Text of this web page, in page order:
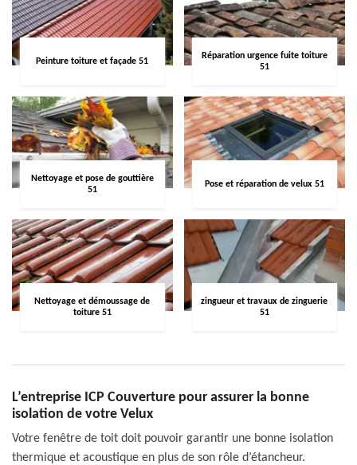
Peinture toiture et façade 51
Réparation urgence fuite toiture
51
Nettoyage et pose de gouttière
51
Pose et réparation de velux 51
Nettoyage et démoussage de
toiture 51
zingueur et travaux de zinguerie
51
L’entreprise ICP Couverture pour assurer la bonne
isolation de votre Velux
Votre fenêtre de toit doit pouvoir garantir une bonne isolation
thermique et acoustique en plus de son rôle d’étancheur.